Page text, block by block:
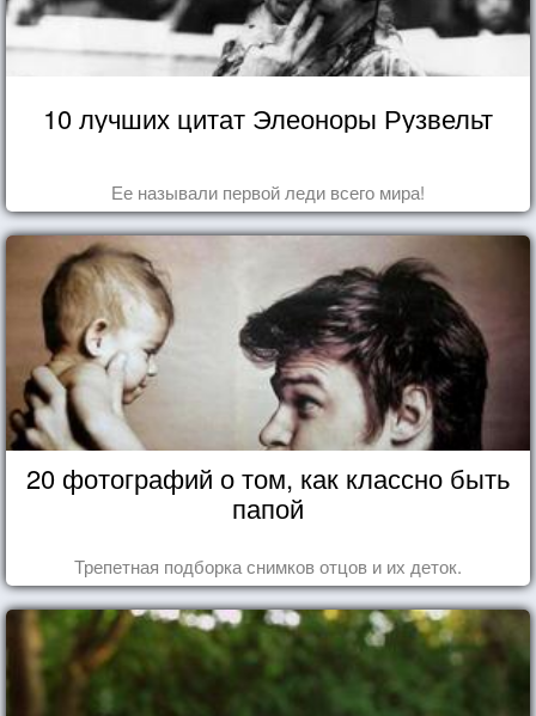
10 лучших цитат Элеоноры Рузвельт
Ее называли первой леди всего мира!
20 фотографий о том, как классно быть
папой
Трепетная подборка снимков отцов и их деток.